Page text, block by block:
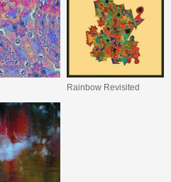
Rainbow Revisited